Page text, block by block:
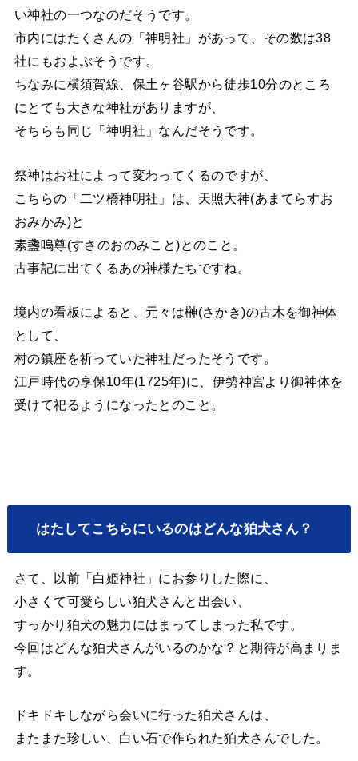
い神社の一つなのだそうです。
市内にはたくさんの「神明社」があって、その数は38
社にもおよぶそうです。
ちなみに横須賀線、保土ヶ谷駅から徒歩10分のところ
にとても大きな神社がありますが、
そちらも同じ「神明社」なんだそうです。
祭神はお社によって変わってくるのですが、
こちらの「二ツ橋神明社」は、天照大神(あまてらすお
おみかみ)と
素盞嗚尊(すさのおのみこと)とのこと。
古事記に出てくるあの神様たちですね。
境内の看板によると、元々は榊(さかき)の古木を御神体
として、
村の鎮座を祈っていた神社だったそうです。
江戸時代の享保10年(1725年)に、伊勢神宮より御神体を
受けて祀るようになったとのこと。
はたしてこちらにいるのはどんな狛犬さん？
さて、以前「白姫神社」にお参りした際に、
小さくて可愛らしい狛犬さんと出会い、
すっかり狛犬の魅力にはまってしまった私です。
今回はどんな狛犬さんがいるのかな？と期待が高まりま
す。
ドキドキしながら会いに行った狛犬さんは、
またまた珍しい、白い石で作られた狛犬さんでした。